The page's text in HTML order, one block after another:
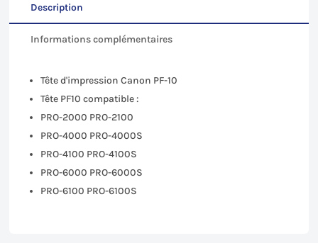
Pro-
2000-
2100/4000-
Description
Informations complémentaires
Tête d'impression Canon PF-10
Tête PF10 compatible :
PRO-2000 PRO-2100
PRO-4000 PRO-4000S
PRO-4100 PRO-4100S
PRO-6000 PRO-6000S
PRO-6100 PRO-6100S